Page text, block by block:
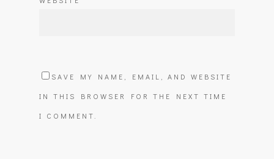
SAVE MY NAME, EMAIL, AND WEBSITE
IN THIS BROWSER FOR THE NEXT TIME
I COMMENT.